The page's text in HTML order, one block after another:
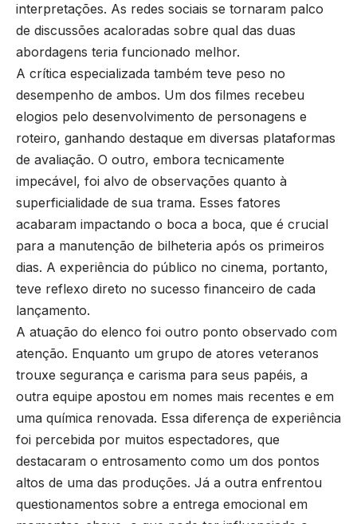
interpretações. As redes sociais se tornaram palco
de discussões acaloradas sobre qual das duas
abordagens teria funcionado melhor.
A crítica especializada também teve peso no
desempenho de ambos. Um dos filmes recebeu
elogios pelo desenvolvimento de personagens e
roteiro, ganhando destaque em diversas plataformas
de avaliação. O outro, embora tecnicamente
impecável, foi alvo de observações quanto à
superficialidade de sua trama. Esses fatores
acabaram impactando o boca a boca, que é crucial
para a manutenção de bilheteria após os primeiros
dias. A experiência do público no cinema, portanto,
teve reflexo direto no sucesso financeiro de cada
lançamento.
A atuação do elenco foi outro ponto observado com
atenção. Enquanto um grupo de atores veteranos
trouxe segurança e carisma para seus papéis, a
outra equipe apostou em nomes mais recentes e em
uma química renovada. Essa diferença de experiência
foi percebida por muitos espectadores, que
destacaram o entrosamento como um dos pontos
altos de uma das produções. Já a outra enfrentou
questionamentos sobre a entrega emocional em